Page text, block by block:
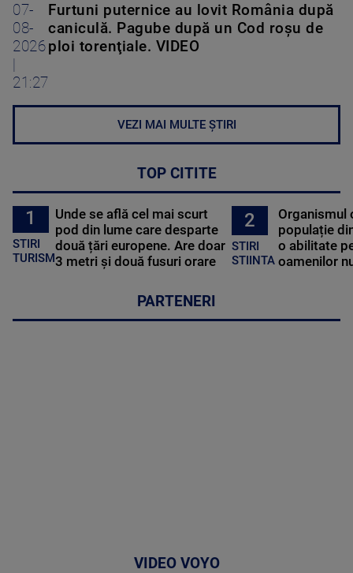
07-
08-
2026
21:27
Furtuni puternice au lovit România după
caniculă. Pagube după un Cod roşu de
ploi torenţiale. VIDEO
VEZI MAI MULTE ȘTIRI
TOP CITITE
1
STIRI
TURISM
Unde se află cel mai scurt
pod din lume care desparte
două țări europene. Are doar
3 metri și două fusuri orare
2
STIRI
STIINTA
Organismul
populație
o abilitate
oamenilor
PARTENERI
VIDEO VOYO